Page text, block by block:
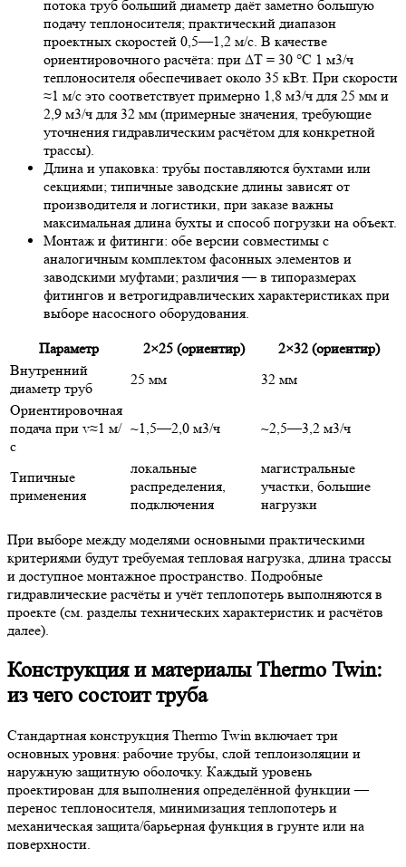
потока труб больший диаметр даёт заметно большую
подачу теплоносителя; практический диапазон
проектных скоростей 0,5—1,2 м/с. В качестве
ориентировочного расчёта: при ΔT = 30 °C 1 м3/ч
теплоносителя обеспечивает около 35 кВт. При скорости
≈1 м/с это соответствует примерно 1,8 м3/ч для 25 мм и
2,9 м3/ч для 32 мм (примерные значения, требующие
уточнения гидравлическим расчётом для конкретной
трассы).
Длина и упаковка: трубы поставляются бухтами или
секциями; типичные заводские длины зависят от
производителя и логистики, при заказе важны
максимальная длина бухты и способ погрузки на объект.
Монтаж и фитинги: обе версии совместимы с
аналогичным комплектом фасонных элементов и
заводскими муфтами; различия — в типоразмерах
фитингов и ветрогидравлических характеристиках при
выборе насосного оборудования.
Параметр 2×25 (ориентир)
2×32 (ориентир)
Внутренний
диаметр труб
25 мм
32 мм
Ориентировочная
подача при v≈1 м/
с
~1,5—2,0 м3/ч ~2,5—3,2 м3/ч
Типичные
применения
локальные
распределения,
подключения
магистральные
участки, большие
нагрузки
При выборе между моделями основными практическими
критериями будут требуемая тепловая нагрузка, длина трассы
и доступное монтажное пространство. Подробные
гидравлические расчёты и учёт теплопотерь выполняются в
проекте (см. разделы технических характеристик и расчётов
далее).
Конструкция и материалы Thermo Twin:
из чего состоит труба
Стандартная конструкция Thermo Twin включает три
основных уровня: рабочие трубы, слой теплоизоляции и
наружную защитную оболочку. Каждый уровень
проектирован для выполнения определённой функции —
перенос теплоносителя, минимизация теплопотерь и
механическая защита/барьерная функция в грунте или на
поверхности.